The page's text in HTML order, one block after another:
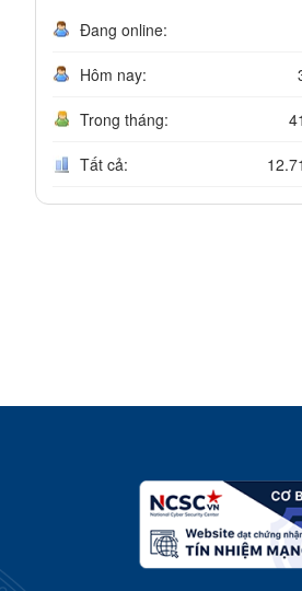
Đang online:
Hôm nay:
Trong tháng:
Tất cả: